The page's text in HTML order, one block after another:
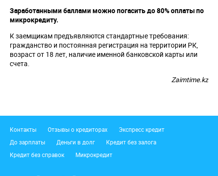
Заработанными баллами можно погасить до 80% оплаты по
микрокредиту.
К заемщикам предъявляются стандартные требования:
гражданство и постоянная регистрация на территории РК,
возраст от 18 лет, наличие именной банковской карты или
счета.
Zaimtime.kz
Подвал
Контакты Отзывы о кредиторах
Экспресс кредит
До зарплаты
Деньги в долг
Кредит без залога
Кредит без справок
Микрокредит